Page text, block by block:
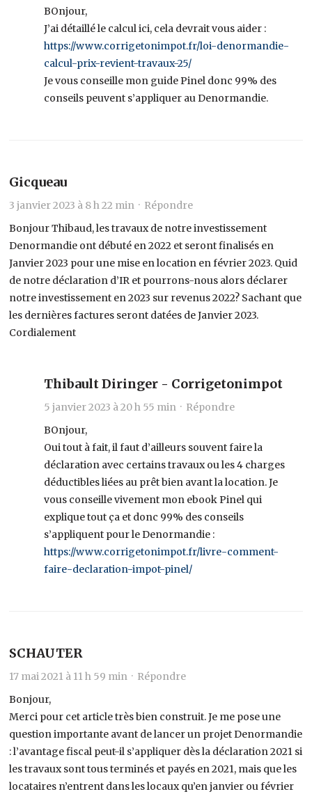
BOnjour,
J’ai détaillé le calcul ici, cela devrait vous aider :
https://www.corrigetonimpot.fr/loi-denormandie-
calcul-prix-revient-travaux-25/
Je vous conseille mon guide Pinel donc 99% des
conseils peuvent s’appliquer au Denormandie.
Gicqueau
3 janvier 2023 à 8 h 22 min · Répondre
Bonjour Thibaud, les travaux de notre investissement
Denormandie ont débuté en 2022 et seront finalisés en
Janvier 2023 pour une mise en location en février 2023. Quid
de notre déclaration d’IR et pourrons-nous alors déclarer
notre investissement en 2023 sur revenus 2022? Sachant que
les dernières factures seront datées de Janvier 2023.
Cordialement
Thibault Diringer - Corrigetonimpot
5 janvier 2023 à 20 h 55 min · Répondre
BOnjour,
Oui tout à fait, il faut d’ailleurs souvent faire la
déclaration avec certains travaux ou les 4 charges
déductibles liées au prêt bien avant la location. Je
vous conseille vivement mon ebook Pinel qui
explique tout ça et donc 99% des conseils
s’appliquent pour le Denormandie :
https://www.corrigetonimpot.fr/livre-comment-
faire-declaration-impot-pinel/
SCHAUTER
17 mai 2021 à 11 h 59 min · Répondre
Bonjour,
Merci pour cet article très bien construit. Je me pose une
question importante avant de lancer un projet Denormandie
: l’avantage fiscal peut-il s’appliquer dès la déclaration 2021 si
les travaux sont tous terminés et payés en 2021, mais que les
locataires n’entrent dans les locaux qu’en janvier ou février